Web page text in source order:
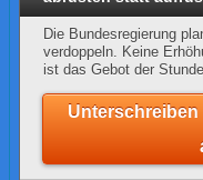
Die Bundesregierung
verdoppeln. Keine
ist das Gebot der Stunde.